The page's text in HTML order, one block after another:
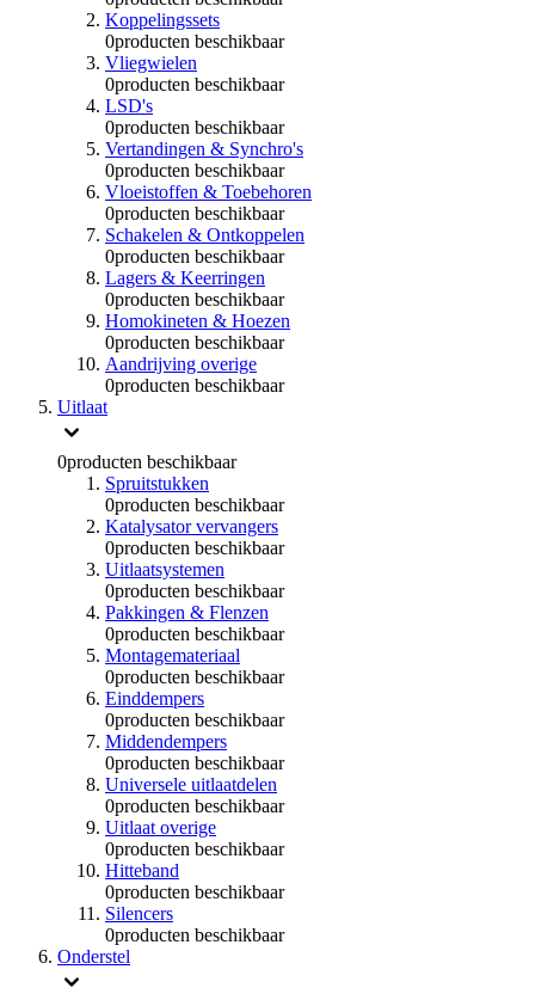
Koppelingssets
0producten beschikbaar
Vliegwielen
0producten beschikbaar
LSD's
0producten beschikbaar
Vertandingen & Synchro's
0producten beschikbaar
Vloeistoffen & Toebehoren
0producten beschikbaar
Schakelen & Ontkoppelen
0producten beschikbaar
Lagers & Keerringen
0producten beschikbaar
Homokineten & Hoezen
0producten beschikbaar
Aandrijving overige
0producten beschikbaar
Uitlaat
0producten beschikbaar
Spruitstukken
0producten beschikbaar
Katalysator vervangers
0producten beschikbaar
Uitlaatsystemen
0producten beschikbaar
Pakkingen & Flenzen
0producten beschikbaar
Montagemateriaal
0producten beschikbaar
Einddempers
0producten beschikbaar
Middendempers
0producten beschikbaar
Universele uitlaatdelen
0producten beschikbaar
Uitlaat overige
0producten beschikbaar
Hitteband
0producten beschikbaar
Silencers
0producten beschikbaar
Onderstel